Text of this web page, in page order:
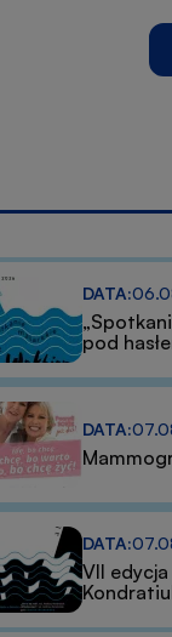
DATA:
pod
DATA:
DATA:
VII